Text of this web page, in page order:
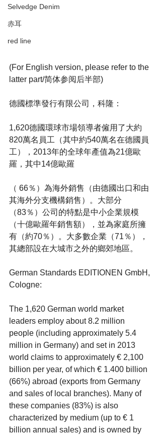
Selvedge Denim
赤耳
red line
(For English version, please refer to the
latter part/简体参阅后半部)
德國標準發行有限公司，科隆：
1,620德國環球市場領導者僱用了大約
820萬名員工（其中約540萬名在德國員
工），2013年的全球年產值為21億歐
羅，其中14億歐羅
（ 66％）為海外銷售（由德國出口和由
其海外分支機構銷售）。大部分
（83％）公司的特點是中小企業規模
（十億歐羅年銷售額），並為家庭所擁
有（約70％）。大多數企業（71％），
其總部設在大城市之外的鄉郊地區。
German Standards EDITIONEN GmbH,
Cologne:
The 1,620 German world market
leaders employ about 8.2 million
people (including approximately 5.4
million in Germany) and set in 2013
world claims to approximately € 2,100
billion per year, of which € 1.400 billion
(66%) abroad (exports from Germany
and sales of local branches). Many of
these companies (83%) is also
characterized by medium (up to € 1
billion annual sales) and is owned by